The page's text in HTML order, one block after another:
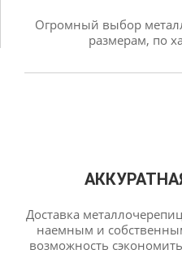
Огромный выбор
размерам, по
Доставка
наемным и
возможность